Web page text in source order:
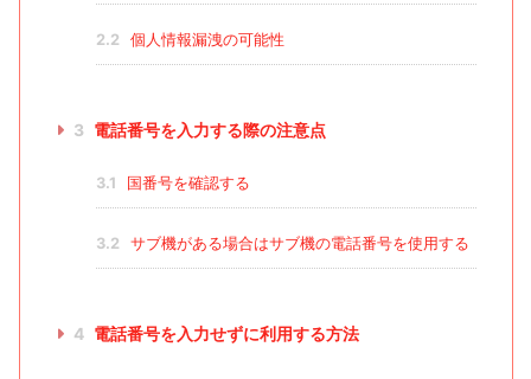
2.2 個人情報漏洩の可能性
3 電話番号を入力する際の注意点
3.1 国番号を確認する
3.2 サブ機がある場合はサブ機の電話番号を使用する
4 電話番号を入力せずに利用する方法